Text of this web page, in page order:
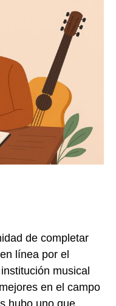
de completar
línea por el
musical
en el campo
hubo uno que